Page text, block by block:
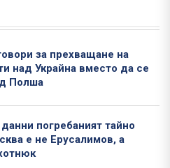
за прехващане на
над Украйна вместо да се
Полша
погребаният тайно
е не Ерусалимов, а